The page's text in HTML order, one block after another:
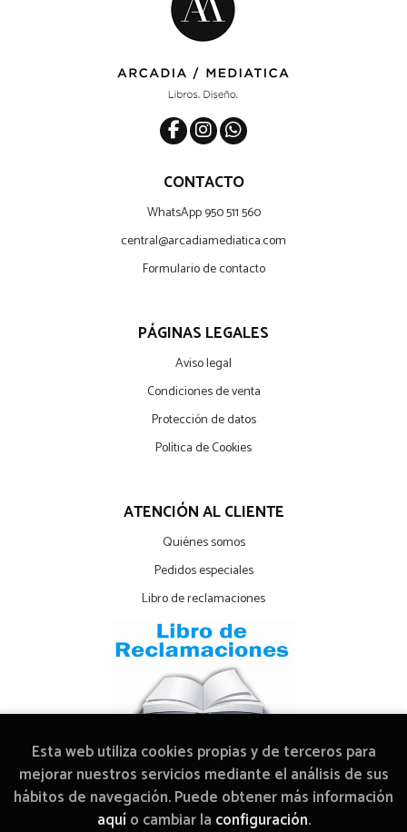
CONTACTO
WhatsApp 950 511 560
central@arcadiamediatica.com
Formulario de contacto
PÁGINAS LEGALES
Aviso legal
Condiciones de venta
Protección de datos
Política de Cookies
ATENCIÓN AL CLIENTE
Quiénes somos
Pedidos especiales
Libro de reclamaciones
2026 ©Librería Arcadia Mediática. Todos los Derechos
Reservados |Grupo Trevenque
Esta web utiliza cookies propias y de terceros para
mejorar nuestros servicios mediante el análisis de sus
hábitos de navegación. Puede obtener más información
aquío cambiar la configuración.